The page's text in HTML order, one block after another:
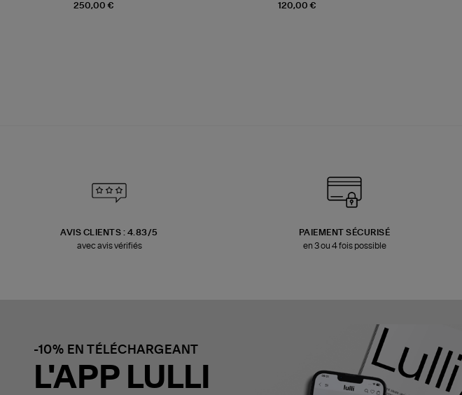
250,00 €
120,00 €
AVIS CLIENTS : 4.83/5
avec avis vérifiés
PAIEMENT SÉCURISÉ
en 3 ou 4 fois possible
-10% EN TÉLÉCHARGEANT
L'APP LULLI